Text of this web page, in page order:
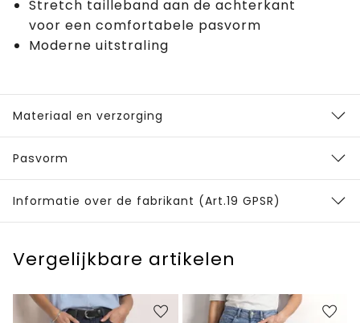
Stretch tailleband aan de achterkant
voor een comfortabele pasvorm
Moderne uitstraling
Materiaal en verzorging
Pasvorm
Informatie over de fabrikant (Art.19 GPSR)
Vergelijkbare artikelen